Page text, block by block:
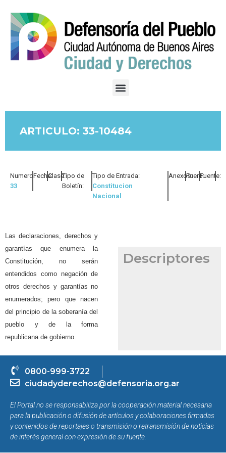
ARTICULO: 33-10484
Numero:
33
Fecha:Clase:Tipo de
Boletín:
Tipo de Entrada:
Constitucion
Nacional
Anexos:Fuero:Fuente:
Las declaraciones, derechos y
garantías que enumera la
Constitución, no serán
entendidos como negación de
otros derechos y garantías no
enumerados; pero que nacen
del principio de la soberanía del
pueblo y de la forma
republicana de gobierno.
Descriptores
0800-999-3722
ciudadyderechos@defensoria.org.ar
El Portal no se responsabiliza por la cooperación material necesaria
para la publicación o difusión de artículos y colaboraciones firmadas
y contenidos de reportajes o transmisión o retransmisión de noticias
de interés general con expresión de su fuente.